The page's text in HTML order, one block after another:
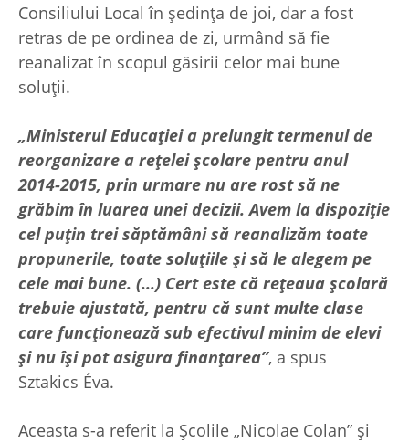
Consiliului Local în şedinţa de joi, dar a fost
retras de pe ordinea de zi, urmând să fie
reanalizat în scopul găsirii celor mai bune
soluţii.
„Ministerul Educaţiei a prelungit termenul de
reorganizare a reţelei şcolare pentru anul
2014-2015, prin urmare nu are rost să ne
grăbim în luarea unei decizii. Avem la dispoziţie
cel puţin trei săptămâni să reanalizăm toate
propunerile, toate soluţiile şi să le alegem pe
cele mai bune. (...) Cert este că reţeaua şcolară
trebuie ajustată, pentru că sunt multe clase
care funcţionează sub efectivul minim de elevi
şi nu îşi pot asigura finanţarea”, a spus
Sztakics Éva.
Aceasta s-a referit la Şcolile „Nicolae Colan” şi